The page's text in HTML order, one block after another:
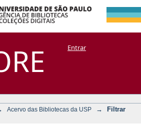
por:
Manakin + CoriscoEntrar
Acervo das Bibliotecas da USP →
Filtrar